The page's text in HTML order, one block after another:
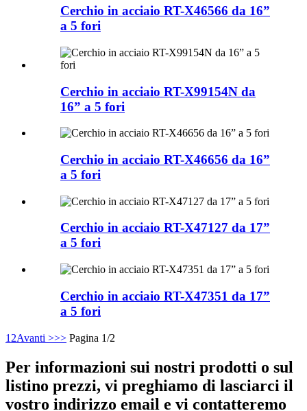
Cerchio in acciaio RT-X46566 da 16”
a 5 fori
Cerchio in acciaio RT-X99154N da
16” a 5 fori
Cerchio in acciaio RT-X46656 da 16”
a 5 fori
Cerchio in acciaio RT-X47127 da 17”
a 5 fori
Cerchio in acciaio RT-X47351 da 17”
a 5 fori
1 2Avanti >>> Pagina 1/2
Per informazioni sui nostri prodotti o sul
listino prezzi, vi preghiamo di lasciarci il
vostro indirizzo email e vi contatteremo